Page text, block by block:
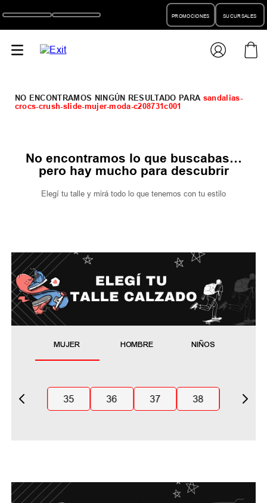
PROMOCIONES SUCURSALES
sandalias-
crocs-crush-slide-mujer-moda-c208731c001
No encontramos lo que buscabas…
pero hay mucho para descubrir
Elegí tu talle y mirá todo lo que tenemos con tu estilo
MUJER HOMBRE NIÑOS
35 36 37 38